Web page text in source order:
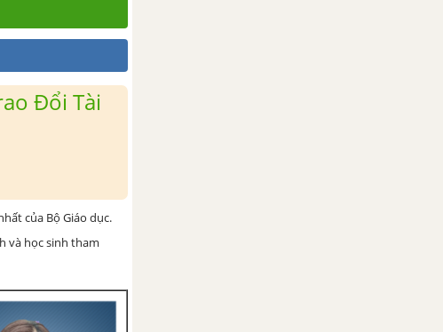
Đổi Tài
của Bộ Giáo dục.
và học sinh tham